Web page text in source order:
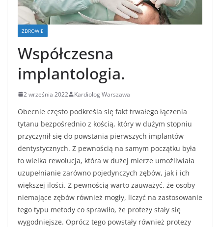
ZDROWIE
Współczesna
implantologia.
2 września 2022 Kardiolog Warszawa
Obecnie często podkreśla się fakt trwałego łączenia
tytanu bezpośrednio z kością, który w dużym stopniu
przyczynił się do powstania pierwszych implantów
dentystycznych. Z pewnością na samym początku była
to wielka rewolucja, która w dużej mierze umożliwiała
uzupełnianie zarówno pojedynczych zębów, jak i ich
większej ilości. Z pewnością warto zauważyć, że osoby
niemające zębów również mogły, liczyć na zastosowanie
tego typu metody co sprawiło, że protezy stały się
wygodniejsze. Oprócz tego powstały również protezy